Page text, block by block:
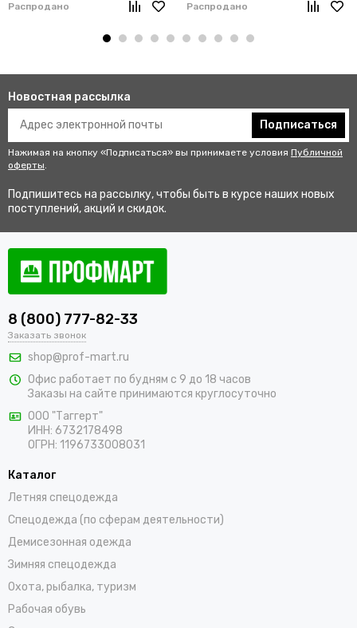
Распродано
Распродано
Новостная рассылка
Подписаться
Нажимая на кнопку «Подписаться» вы принимаете условия Публичной
оферты.
Подпишитесь на рассылку, чтобы быть в курсе наших новых
поступлений, акций и скидок.
8 (800) 777-82-33
Заказать звонок
shop@prof-mart.ru
Офис работает по будням с 9 до 18 часов
Заказы на сайте принимаются круглосуточно
ООО "Таггерт"
ИНН: 6732178498
ОГРН: 1196733008031
Каталог
Летняя спецодежда
Спецодежда (по сферам деятельности)
Демисезонная одежда
Зимняя спецодежда
Охота, рыбалка, туризм
Рабочая обувь